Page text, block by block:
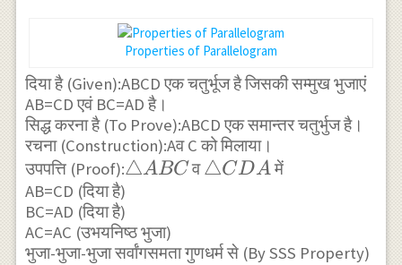
Properties of Parallelogram
दिया है (Given):ABCD एक चतुर्भूज है जिसकी सम्मुख भुजाएं
AB=CD एवं BC=AD है।
सिद्ध करना है (To Prove):ABCD एक समान्तर चतुर्भुज है।
रचना (Construction):Aव C को मिलाया।
उपपत्ति (Proof):\triangle
ABC
△ABC व\triangle
△CDAमें
AB=CD (दिया है)
BC=AD (दिया है)
AC=AC (उभयनिष्ठ भुजा)
भुजा-भुजा-भुजा सर्वांगसमता गुणधर्म से (By SSS Property)